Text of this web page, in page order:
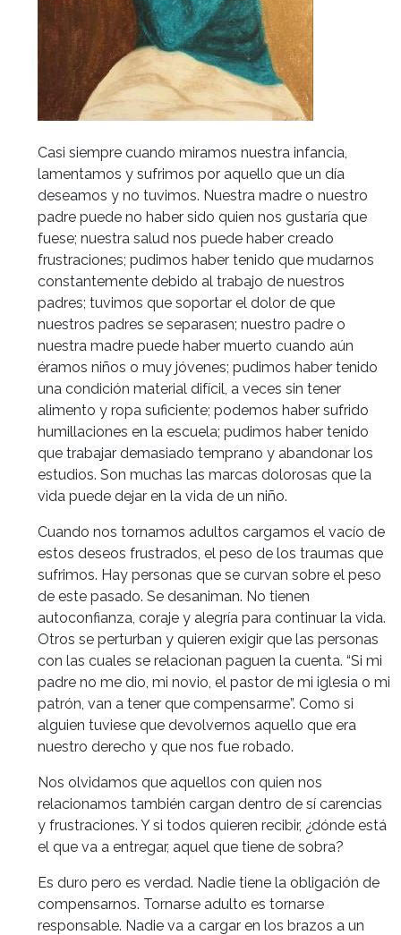
Casi siempre cuando miramos nuestra infancia,
lamentamos y sufrimos por aquello que un día
deseamos y no tuvimos. Nuestra madre o nuestro
padre puede no haber sido quien nos gustaría que
fuese; nuestra salud nos puede haber creado
frustraciones; pudimos haber tenido que mudarnos
constantemente debido al trabajo de nuestros
padres; tuvimos que soportar el dolor de que
nuestros padres se separasen; nuestro padre o
nuestra madre puede haber muerto cuando aún
éramos niños o muy jóvenes; pudimos haber tenido
una condición material difícil, a veces sin tener
alimento y ropa suficiente; podemos haber sufrido
humillaciones en la escuela; pudimos haber tenido
que trabajar demasiado temprano y abandonar los
estudios. Son muchas las marcas dolorosas que la
vida puede dejar en la vida de un niño.
Cuando nos tornamos adultos cargamos el vacío de
estos deseos frustrados, el peso de los traumas que
sufrimos. Hay personas que se curvan sobre el peso
de este pasado. Se desaniman. No tienen
autoconfianza, coraje y alegría para continuar la vida.
Otros se perturban y quieren exigir que las personas
con las cuales se relacionan paguen la cuenta. “Si mi
padre no me dio, mi novio, el pastor de mi iglesia o mi
patrón, van a tener que compensarme”. Como si
alguien tuviese que devolvernos aquello que era
nuestro derecho y que nos fue robado.
Nos olvidamos que aquellos con quien nos
relacionamos también cargan dentro de sí carencias
y frustraciones. Y si todos quieren recibir, ¿dónde está
el que va a entregar, aquel que tiene de sobra?
Es duro pero es verdad. Nadie tiene la obligación de
compensarnos. Tornarse adulto es tornarse
responsable. Nadie va a cargar en los brazos a un